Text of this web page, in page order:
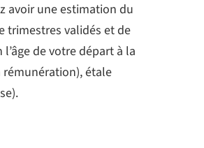
avoir une estimation du
trimestres validés et de
de votre départ à la
rémunération), étale